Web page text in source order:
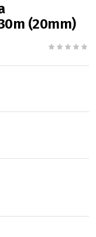
(20mm)